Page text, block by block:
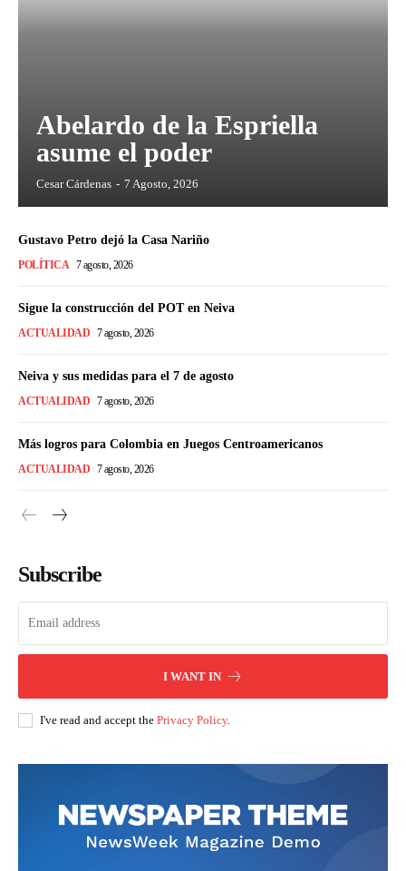
Abelardo de la Espriella
asume el poder
Cesar Cárdenas - 7 Agosto, 2026
Gustavo Petro dejó la Casa Nariño
POLÍTICA 7 agosto, 2026
Sigue la construcción del POT en Neiva
ACTUALIDAD 7 agosto, 2026
Neiva y sus medidas para el 7 de agosto
ACTUALIDAD 7 agosto, 2026
Más logros para Colombia en Juegos Centroamericanos
ACTUALIDAD 7 agosto, 2026
Subscribe
I WANT IN
I've read and accept the Privacy Policy.